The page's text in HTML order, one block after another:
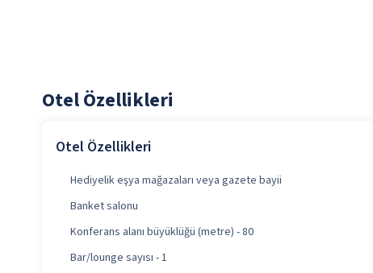
Otel Özellikleri
Otel Özellikleri
Hediyelik eşya mağazaları veya gazete bayii
Banket salonu
Konferans alanı büyüklüğü (metre) - 80
Bar/lounge sayısı - 1